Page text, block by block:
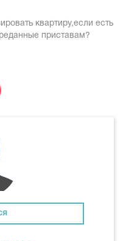
квартиру,если есть
приставам?